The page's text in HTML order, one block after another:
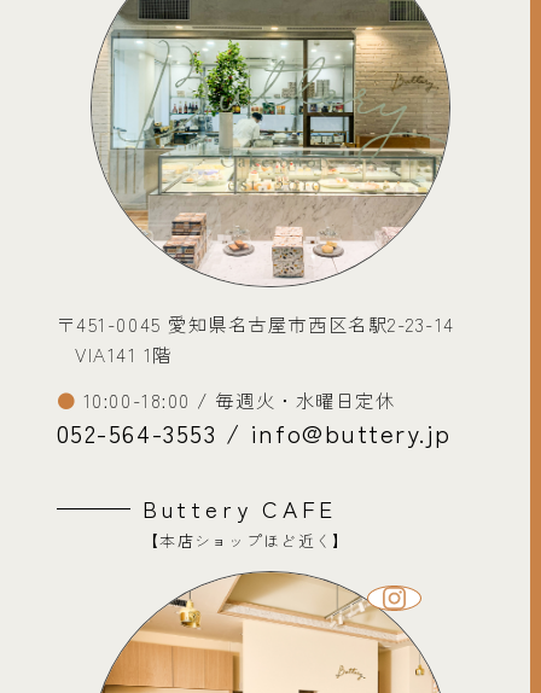
〒451-0045 愛知県名古屋市西区名駅2-23-14
VIA141 1階
10:00-18:00 / 毎週火・水曜日定休
052-564-3553 / info@buttery.jp
Buttery CAFE
【本店ショップほど近く】